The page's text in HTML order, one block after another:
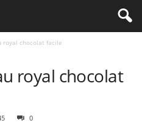
royal chocolat facile
royal chocolat
0